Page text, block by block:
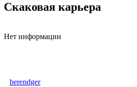
Скаковая карьера
Нет информации
berendger